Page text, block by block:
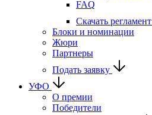
FAQ
Скачать регламент
Блоки и номинации
Жюри
Партнеры
Подать заявку
УФО
О премии
Победители